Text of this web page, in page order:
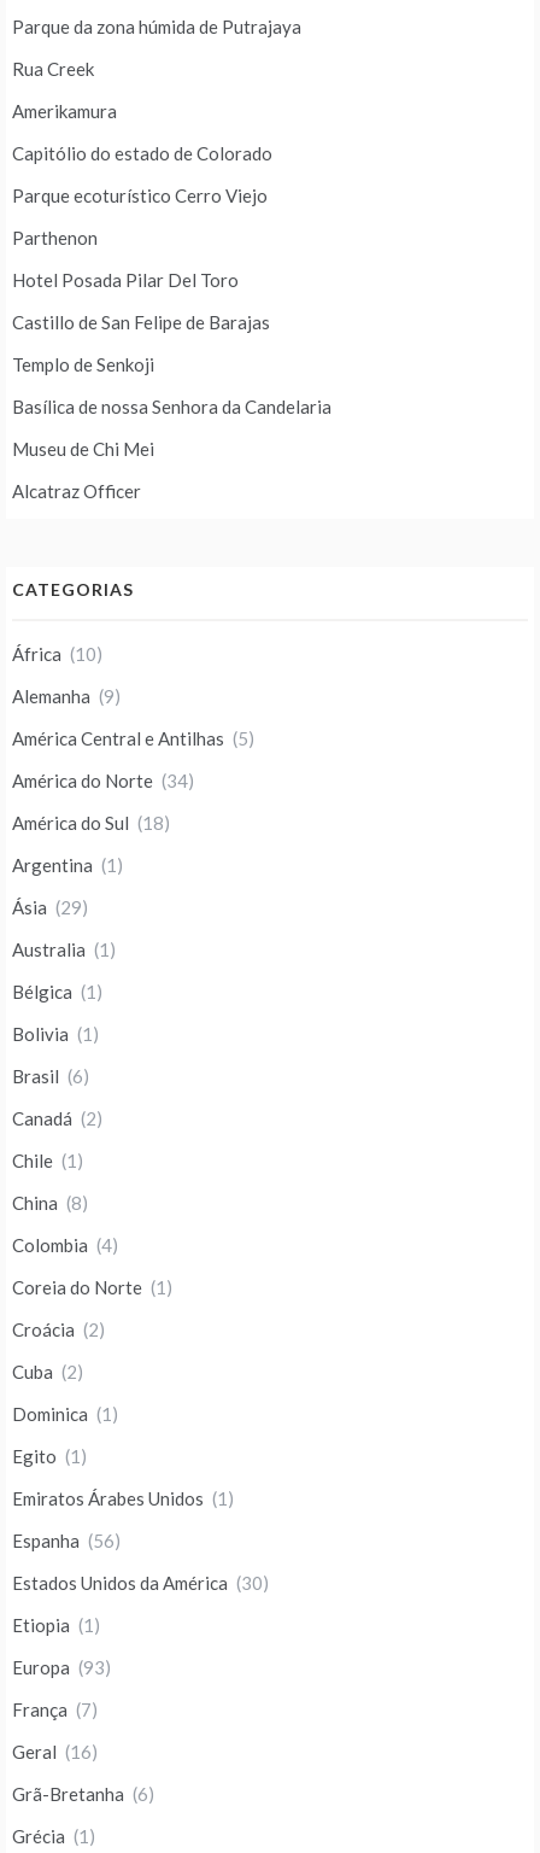
Parque da zona húmida de Putrajaya
Rua Creek
Amerikamura
Capitólio do estado de Colorado
Parque ecoturístico Cerro Viejo
Parthenon
Hotel Posada Pilar Del Toro
Castillo de San Felipe de Barajas
Templo de Senkoji
Basílica de nossa Senhora da Candelaria
Museu de Chi Mei
Alcatraz Officer
CATEGORIAS
África (10)
Alemanha (9)
América Central e Antilhas (5)
América do Norte (34)
América do Sul (18)
Argentina (1)
Ásia (29)
Australia (1)
Bélgica (1)
Bolivia (1)
Brasil (6)
Canadá (2)
Chile (1)
China (8)
Colombia (4)
Coreia do Norte (1)
Croácia (2)
Cuba (2)
Dominica (1)
Egito (1)
Emiratos Árabes Unidos (1)
Espanha (56)
Estados Unidos da América (30)
Etiopia (1)
Europa (93)
França (7)
Geral (16)
Grã-Bretanha (6)
Grécia (1)